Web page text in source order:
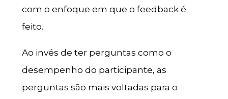
com o enfoque em que o feedback é
feito.
Ao invés de ter perguntas como o
desempenho do participante, as
perguntas são mais voltadas para o